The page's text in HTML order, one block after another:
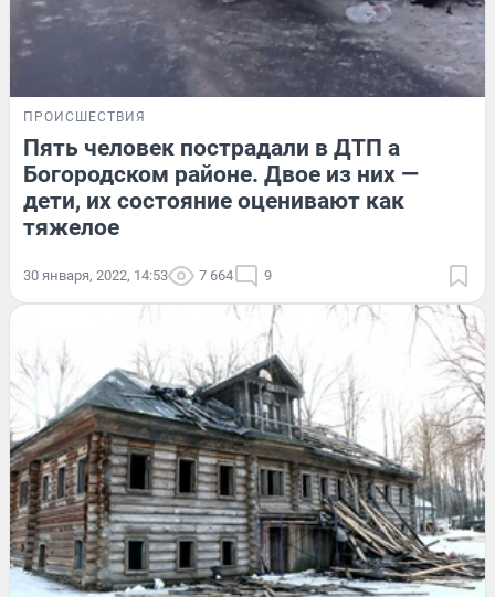
ПРОИСШЕСТВИЯ
Пять человек пострадали в ДТП а
Богородском районе. Двое из них —
дети, их состояние оценивают как
тяжелое
30 января, 2022, 14:53 7 664 9